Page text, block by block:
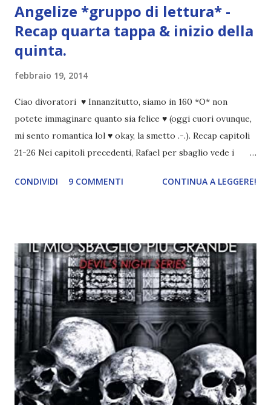
Angelize *gruppo di lettura* -
Recap quarta tappa & inizio della
quinta.
febbraio 19, 2014
Ciao divoratori ♥ Innanzitutto, siamo in 160 *O* non
potete immaginare quanto sia felice ♥ (oggi cuori ovunque,
mi sento romantica lol ♥ okay, la smetto .-.). Recap capitoli
21-26 Nei capitoli precedenti, Rafael per sbaglio vede i
incontrano e Hesediel mostra loro come combattere i puri.
angelo puro, Elemiah. Ma, a differenza di cosa pensano,
l'angelo non ha intenzione di fare una strage, piuttosto è lì
per avvertili che Mikael non è più "l'angelo puro" che
credono e che potrebbe aver ucciso altri mezzi angeli, tipo
Rafael. A quelle parole, Haniel seguito da altri ibridi, si reca
nell'appartamento, senza risultati. Infine cercano nella
chiesetta. Lì trovano Rafael alle prese con gli angeli puri,
ma questa volta ...
CONDIVIDI 9 COMMENTI CONTINUA A LEGGERE!